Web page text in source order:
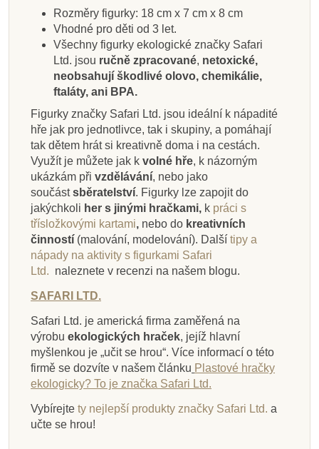
Přidat do košíku Přidat do košíku
Zobrazit detail Přidat do košíku
Přidat do košíku Přidat do košíku
Přidat do košíku Přidat do košíku
Rozměry figurky: 18 cm x 7 cm x 8 cm
Vhodné pro děti od 3 let.
Všechny figurky ekologické značky Safari
Ltd. jsou ručně zpracované, netoxické,
neobsahují škodlivé olovo, chemikálie,
ftaláty, ani BPA.
Figurky značky Safari Ltd. jsou ideální k nápadité
hře jak pro jednotlivce, tak i skupiny, a pomáhají
tak dětem hrát si kreativně doma i na cestách.
Využít je můžete jak k volné hře, k názorným
ukázkám při vzdělávání, nebo jako
součástsběratelství. Figurky lze zapojit do
jakýchkoli her s jinými hračkami, k práci s
třísložkovými kartami, nebo do kreativních
činností (malování, modelování). Další tipy a
nápady na aktivity s figurkami Safari
Ltd. naleznete v recenzi na našem blogu.
SAFARI LTD.
Safari Ltd. je americká firma zaměřená na
výrobu ekologických hraček, jejíž hlavní
myšlenkou je „učit se hrou“. Více informací o této
firmě se dozvíte v našem článku Plastové hračky
ekologicky? To je značka Safari Ltd.
Vybírejte ty nejlepší produkty značky Safari Ltd. a
učte se hrou!